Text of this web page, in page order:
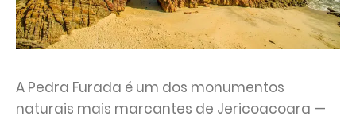
A Pedra Furada é um dos monumentos
naturais mais marcantes de Jericoacoara —